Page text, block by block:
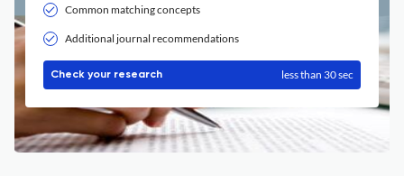
Common matching concepts
Additional journal recommendations
Check your research less than 30 sec